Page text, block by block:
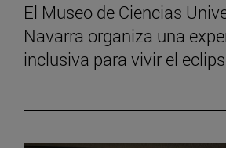
El Museo de Ciencias
Navarra organiza una
inclusiva para vivir el